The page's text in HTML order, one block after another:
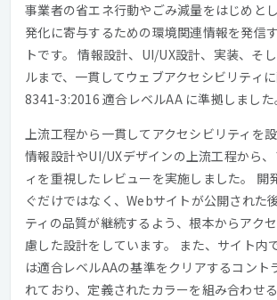
事業者の省エネ行動やごみ減量をはじめと
発化に寄与するための環境関連情報を発信
トです。 情報設計、UI/UX設計、実装、そ
ルまで、一貫してウェブアクセシビリティ
8341-3:2016 適合レベルAA に準拠しました
上流工程から一貫してアクセシビリティを
情報設計やUI/UXデザインの上流工程から
ィを重視したレビューを実施しました。 開
ぐだけではなく、Webサイトが公開された
ティの品質が継続するよう、根本からアク
慮した設計をしています。 また、サイト内
は適合レベルAAの基準をクリアするコント
れており、定義されたカラーを組み合わせ